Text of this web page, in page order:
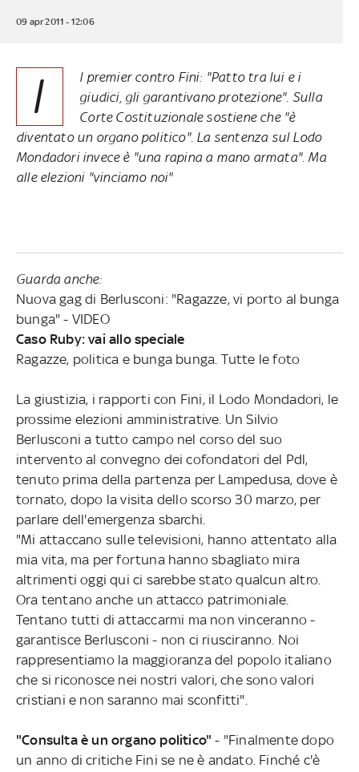
09 apr 2011 - 12:06
I
l premier contro Fini: "Patto tra lui e i
giudici, gli garantivano protezione". Sulla
Corte Costituzionale sostiene che "è
diventato un organo politico". La sentenza sul Lodo
Mondadori invece è "una rapina a mano armata". Ma
alle elezioni "vinciamo noi"
Guarda anche:
Nuova gag di Berlusconi: "Ragazze, vi porto al bunga
bunga" - VIDEO
Caso Ruby: vai allo speciale
Ragazze, politica e bunga bunga. Tutte le foto
La giustizia, i rapporti con Fini, il Lodo Mondadori, le
prossime elezioni amministrative. Un Silvio
Berlusconi a tutto campo nel corso del suo
intervento al convegno dei cofondatori del Pdl,
tenuto prima della partenza per Lampedusa, dove è
tornato, dopo la visita dello scorso 30 marzo, per
parlare dell'emergenza sbarchi.
"Mi attaccano sulle televisioni, hanno attentato alla
mia vita, ma per fortuna hanno sbagliato mira
altrimenti oggi qui ci sarebbe stato qualcun altro.
Ora tentano anche un attacco patrimoniale.
Tentano tutti di attaccarmi ma non vinceranno -
garantisce Berlusconi - non ci riusciranno. Noi
rappresentiamo la maggioranza del popolo italiano
che si riconosce nei nostri valori, che sono valori
cristiani e non saranno mai sconfitti".
"Consulta è un organo politico" - "Finalmente dopo
un anno di critiche Fini se ne è andato. Finché c'è